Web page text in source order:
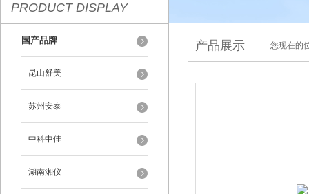
PRODUCT DISPLAY
国产品牌
昆山舒美
苏州安泰
中科中佳
湖南湘仪
产品展示 您现在的